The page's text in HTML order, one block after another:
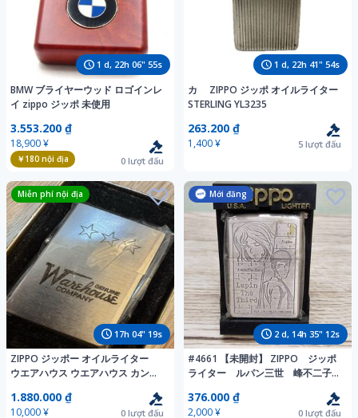
1 d, 22h 06" 54s
BMW ブライヤーウッド ロゴインレ
イ zippo ジッポ 未使用
3.553.200 ₫
18,900 ¥
￥180nội địa 0 lượt đấu
1 d, 22h 41" 53s
カ ZIPPO ジッポ オイルライター
STERLING YL3235
263.200 ₫
1,400 ¥ 5 lượt đấu
17h 04" 18s
Miễn phí nội địa
ZIPPO ジッポー オイルライター
ウエアハウス ウエアハウス カンパ
ンテージ zippo
1.880.000 ₫
10,000 ¥ 0 lượt đấu
2 d, 14h 35" 11s
Mới đăng
#4661 【未開封】 ZIPPO ジッポ
ライター ルパン三世 峰不二子
376.000 ₫
2,000 ¥ 0 lượt đấu